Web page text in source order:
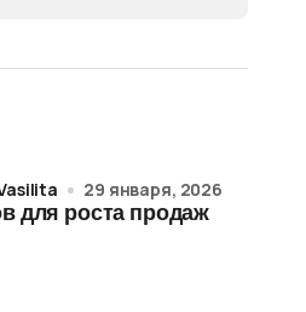
для роста продаж
29 января, 2026